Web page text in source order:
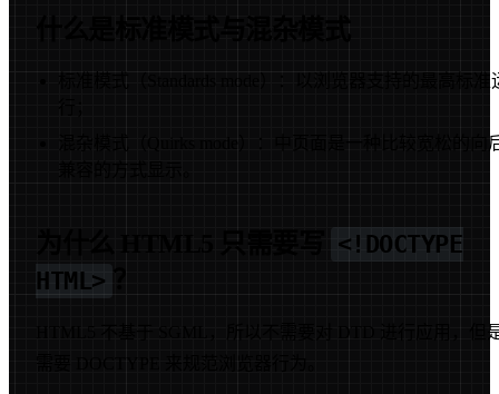
什么是标准模式与混杂模式
标准模式（Standards mode）：以浏览器支持的最高标准
混杂模式（Quirks mode）：中页面是一种比较宽松的向
兼容的方式显示。
为什么 HTML5 只需要写
<!DOCTYPE
HTML>
HTML5 不基于 SGML，所以不需要对 DTD 进行应用，但